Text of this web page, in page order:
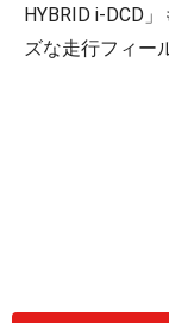
HYBRID i-DCD
ズな走行フィー